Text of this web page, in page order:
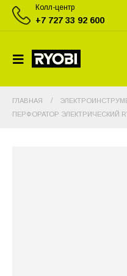
Колл-центр
+7 727 33 92 600
ГЛАВНАЯ
ПЕРФОРАТОР ЭЛЕКТРИЧЕСКИЙ